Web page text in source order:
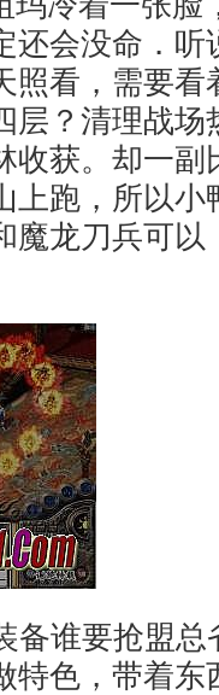
还会没命．听
照看，需要看
层？清理战场
收获。却一副
上跑，所以小
魔龙刀兵可以
备谁要抢盟总
特色，带着东